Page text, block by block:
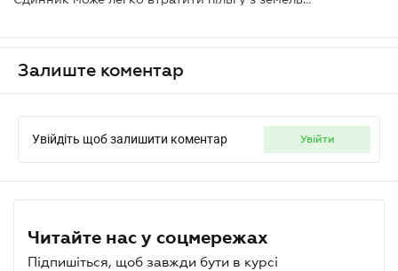
Залиште коментар
Увійдіть щоб залишити коментар увійти
Читайте нас у соцмережах
Підпишіться, щоб завжди бути в курсі